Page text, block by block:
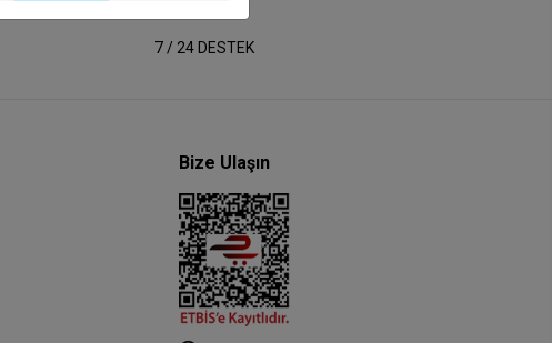
7 / 24 DESTEK
Bize Ulaşın